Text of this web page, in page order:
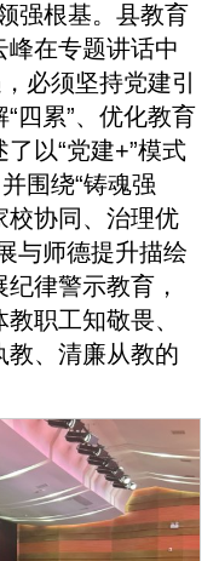
强根基。县教育
峰在专题讲话中
必须坚持党建引
四累”、优化教育
以“党建+”模式
围绕“铸魂强
校协同、治理优
与师德提升描绘
律警示教育，
职工知敬畏、
教、清廉从教的